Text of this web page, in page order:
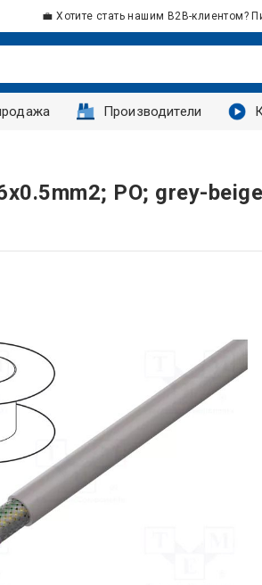
💼 Хотите стать нашим B2B-клиентом?
Производители
PO; grey-